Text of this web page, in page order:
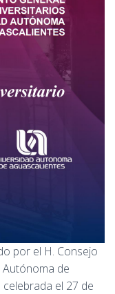
por el H. Consejo
Autónoma de
el 27 de